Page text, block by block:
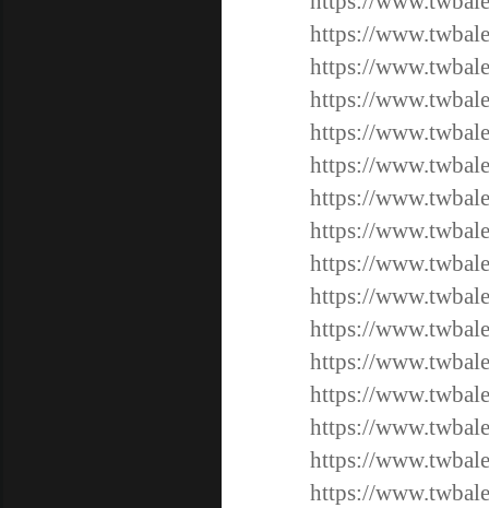
https://
https://
https://
https://
https://
https://
https://
https://
https://
https://
https://
https://
https://
https://
https://